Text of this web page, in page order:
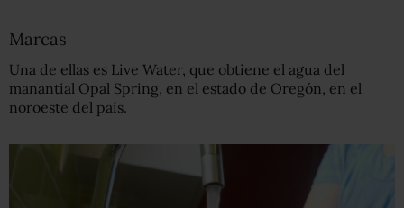
Marcas
Una de ellas es Live Water, que obtiene el agua del
manantial Opal Spring, en el estado de Oregón, en el
noroeste del país.